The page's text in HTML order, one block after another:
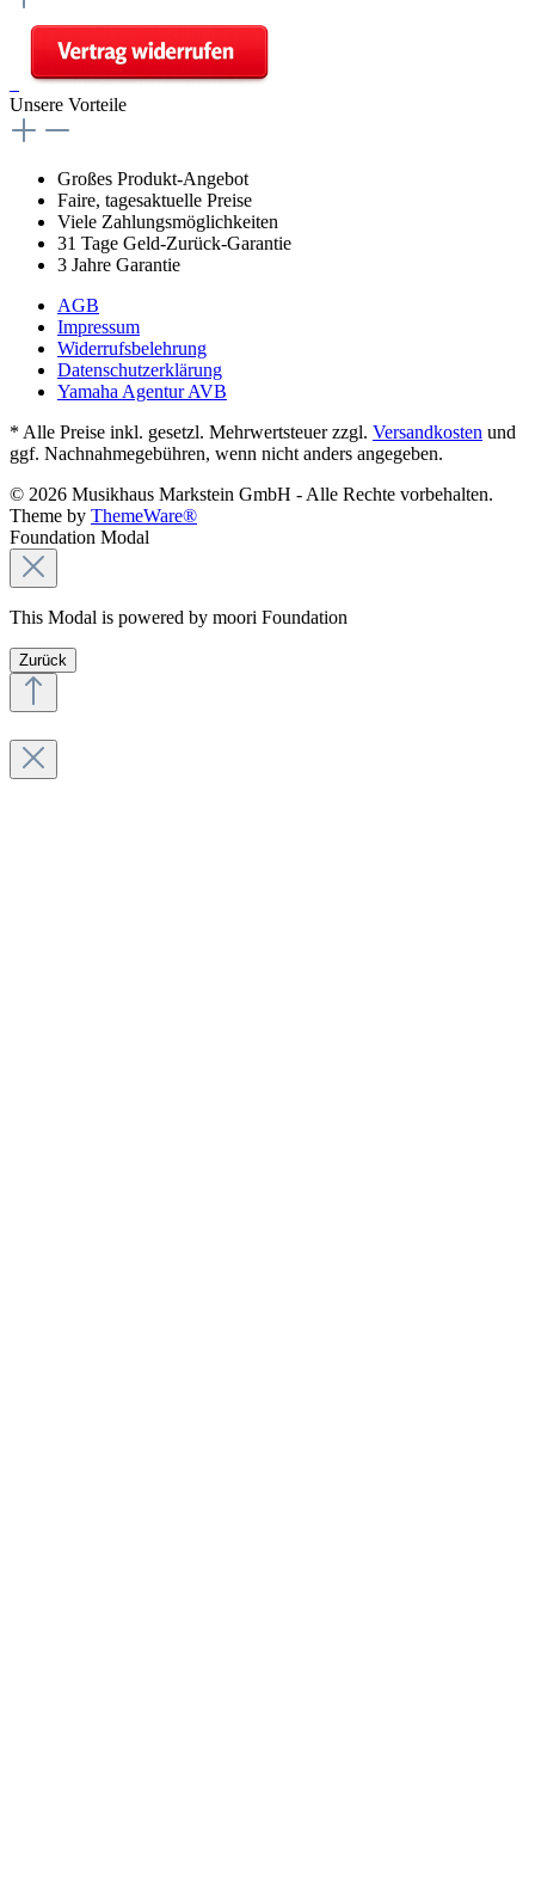
Unsere Vorteile
Großes Produkt-Angebot
Faire, tagesaktuelle Preise
Viele Zahlungsmöglichkeiten
31 Tage Geld-Zurück-Garantie
3 Jahre Garantie
AGB
Impressum
Widerrufsbelehrung
Datenschutzerklärung
Yamaha Agentur AVB
* Alle Preise inkl. gesetzl. Mehrwertsteuer zzgl. Versandkosten und
ggf. Nachnahmegebühren, wenn nicht anders angegeben.
© 2026 Musikhaus Markstein GmbH - Alle Rechte vorbehalten.
Theme by ThemeWare®
Foundation Modal
This Modal is powered by moori Foundation
Zurück